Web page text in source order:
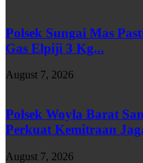
Polsek Sungai Mas
Gas Elpiji 3 Kg...
August 7, 2026
Polsek Woyla Barat
Perkuat Kemitraan
August 7, 2026